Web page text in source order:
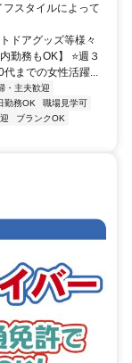
スタイルによって
ドアグッズ等様々
勤務もOK】 ⭐週３
代までの女性活躍...
・主夫歓迎
勤務OK
職場見学可
ブランクOK